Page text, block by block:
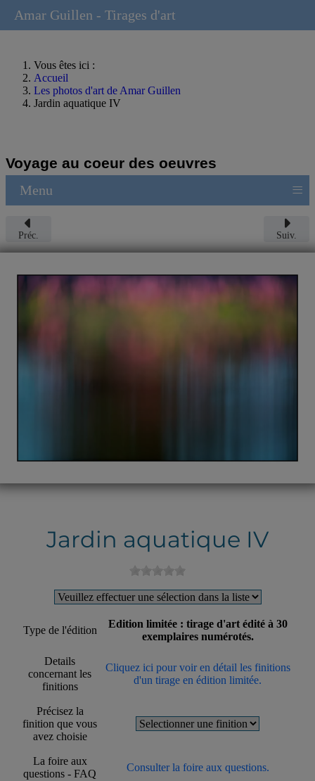
Vous êtes ici :
Accueil
Les photos d'art de Amar Guillen
Jardin aquatique IV
Voyage au coeur des oeuvres
Menu ≡
Préc. Suiv.
Jardin aquatique IV
Type de l'édition
Edition limitée : tirage d'art édité à 30
exemplaires numérotés.
Details
concernant les
finitions
Cliquez ici pour voir en détail les finitions
d'un tirage en édition limitée.
Précisez la
finition que vous
avez choisie
La foire aux
questions - FAQ
Consulter la foire aux questions.
Amar Guillen - Tirages d'art